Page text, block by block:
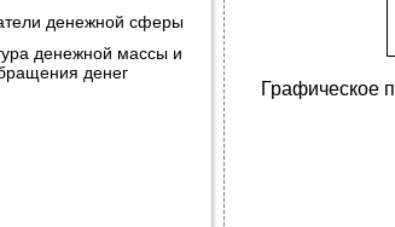
денежной сферы
денежной массы и
денег
Графическое